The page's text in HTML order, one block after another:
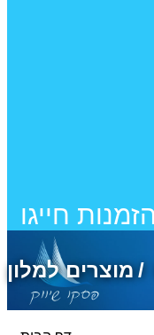
מוצרים למלון